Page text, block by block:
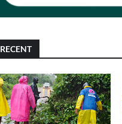
RECENT